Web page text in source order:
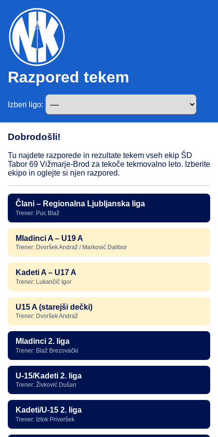
Razpored tekem
Izberi ligo:
Dobrodošli!
Tu najdete razporede in rezultate tekem vseh ekip ŠD
Tabor 69 Vižmarje-Brod za tekoče tekmovalno leto. Izberite
ekipo in oglejte si njen razpored.
Člani – Regionalna Ljubljanska liga
Trener: Puc Blaž
Mladinci A – U19 A
Trener: Dvoršek Andraž / Marković Dalibor
Kadeti A – U17 A
Trener: Lukančič Igor
U15 A (starejši dečki)
Trener: Dvoršek Andraž
Mladinci 2. liga
Trener: Blaž Brezovački
U-15/Kadeti 2. liga
Trener: Živković Dušan
Kadeti/U-15 2. liga
Trener: Iztok Priveršek